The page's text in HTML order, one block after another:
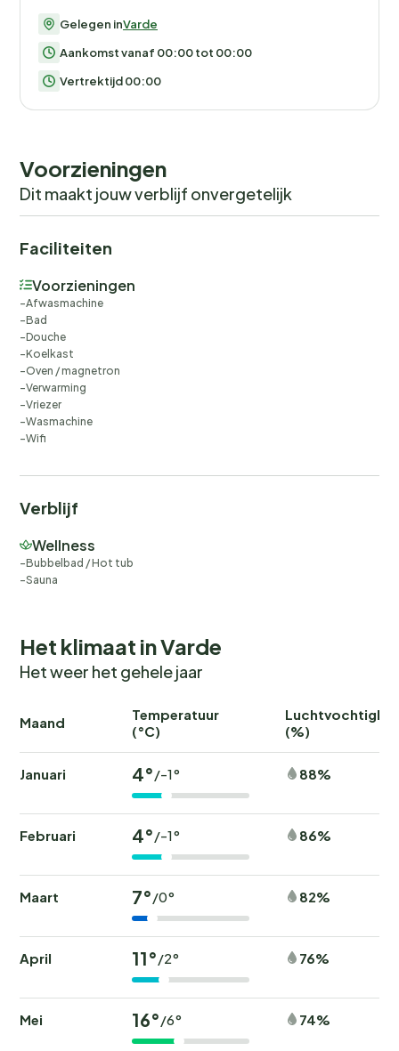
Gelegen inVarde
Aankomst vanaf 00:00 tot 00:00
Vertrektijd 00:00
Voorzieningen
Dit maakt jouw verblijf onvergetelijk
Faciliteiten
Voorzieningen
Afwasmachine
Bad
Douche
Koelkast
Oven / magnetron
Verwarming
Vriezer
Wasmachine
Wifi
Verblijf
Wellness
Bubbelbad / Hot tub
Sauna
Het klimaat in Varde
Het weer het gehele jaar
Maand
Temperatuur
(°C)
(%)
Januari 4°/-1° 88%
Februari 4°/-1° 86%
Maart 7°/0° 82%
April 11°/2° 76%
Mei 16°/6° 74%